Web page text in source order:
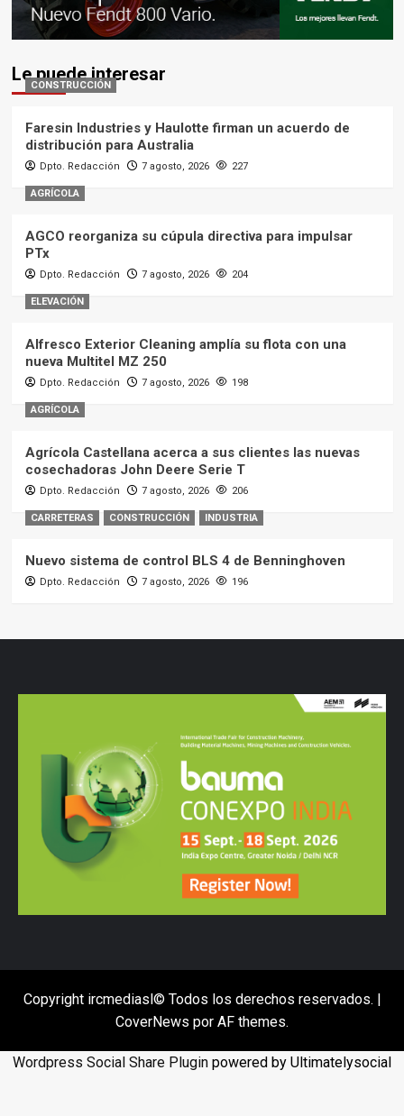
Le puede interesar
CONSTRUCCIÓN
Faresin Industries y Haulotte firman un acuerdo de
distribución para Australia
Dpto. Redacción 7 agosto, 2026 227
AGRÍCOLA
AGCO reorganiza su cúpula directiva para impulsar
PTx
Dpto. Redacción 7 agosto, 2026 204
ELEVACIÓN
Alfresco Exterior Cleaning amplía su flota con una
nueva Multitel MZ 250
Dpto. Redacción 7 agosto, 2026 198
AGRÍCOLA
Agrícola Castellana acerca a sus clientes las nuevas
cosechadoras John Deere Serie T
Dpto. Redacción 7 agosto, 2026 206
CARRETERAS CONSTRUCCIÓN INDUSTRIA
Nuevo sistema de control BLS 4 de Benninghoven
Dpto. Redacción 7 agosto, 2026 196
Copyright ircmediasl© Todos los derechos reservados. |
CoverNews por AF themes.
Wordpress Social Share Plugin powered by Ultimatelysocial